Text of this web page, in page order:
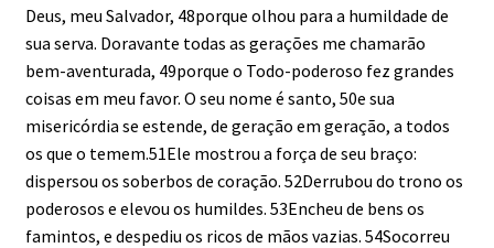
Deus, meu Salvador, 48porque olhou para a humildade de
sua serva. Doravante todas as gerações me chamarão
bem-aventurada, 49porque o Todo-poderoso fez grandes
coisas em meu favor. O seu nome é santo, 50e sua
misericórdia se estende, de geração em geração, a todos
os que o temem.51Ele mostrou a força de seu braço:
dispersou os soberbos de coração. 52Derrubou do trono os
poderosos e elevou os humildes. 53Encheu de bens os
famintos, e despediu os ricos de mãos vazias. 54Socorreu